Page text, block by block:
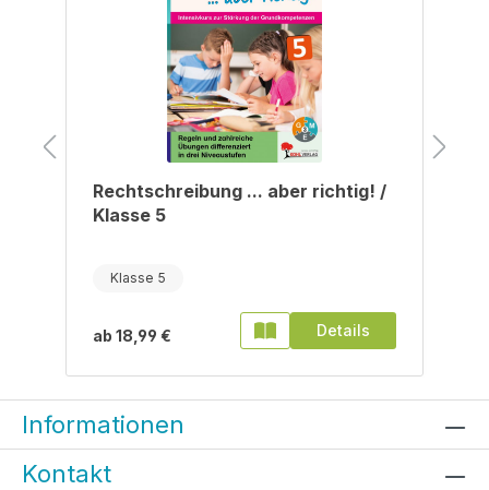
Rechtschreibung ... aber richtig! /
Klasse 5
Klasse 5
ab 18,99 € Details
Informationen
Kontakt